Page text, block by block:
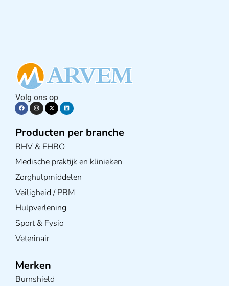
Volg ons op
Producten per branche
BHV & EHBO
Medische praktijk en klinieken
Zorghulpmiddelen
Veiligheid / PBM
Hulpverlening
Sport & Fysio
Veterinair
Merken
Burnshield